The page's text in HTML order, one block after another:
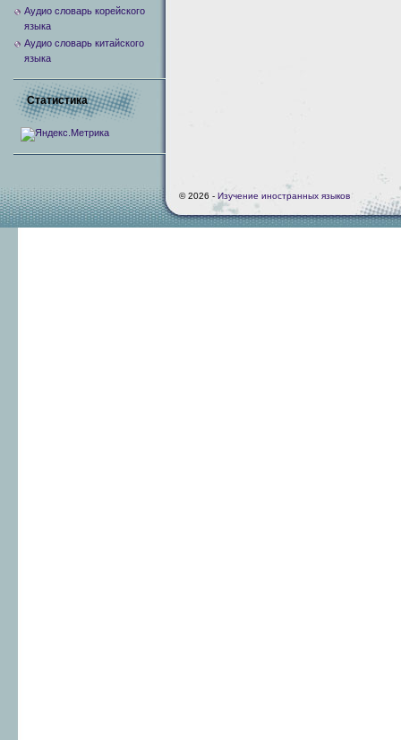
Аудио словарь корейского
языка
Аудио словарь китайского
языка
Статистика
© 2026 - Изучение иностранных языков